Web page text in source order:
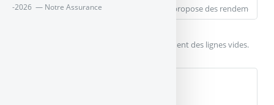
Pour créer des paragraphes, laissez simplement des lignes vides.
-2026 — Notre Assurance